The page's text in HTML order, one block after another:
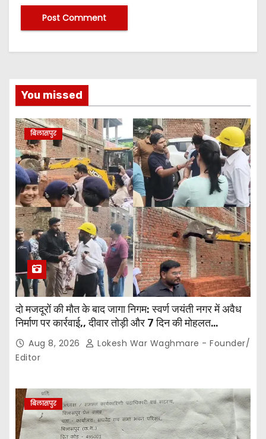
You missed
बिलासपुर
दो मजदूरों की मौत के बाद जागा निगम: स्वर्ण जयंती नगर में अवैध
निर्माण पर कार्रवाई,, दीवार तोड़ी और 7 दिन की मोहलत…
Aug 8, 2026
Lokesh War Waghmare - Founder/
Editor
बिलासपुर